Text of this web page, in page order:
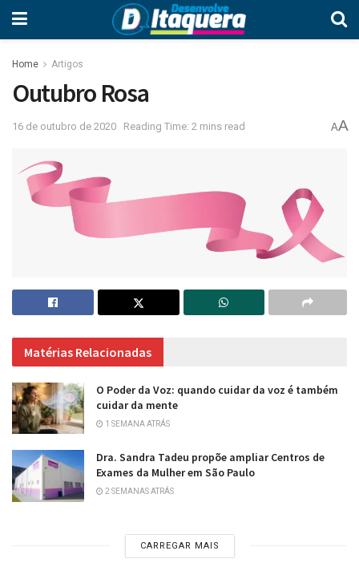
Home Artigos
Outubro Rosa
16 de outubro de 2020 Reading Time: 2 mins read AA
Matérias Relacionadas
O Poder da Voz: quando cuidar da voz é também
cuidar da mente
1 SEMANA ATRÁS
Dra. Sandra Tadeu propõe ampliar Centros de
Exames da Mulher em São Paulo
2 SEMANAS ATRÁS
CARREGAR MAIS